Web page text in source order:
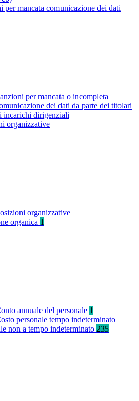
per mancata comunicazione dei dati
per mancata o incompleta
dei dati da parte dei titolari
incarichi dirigenziali
organizzative
organizzative
organica 1
annuale del personale 1
personale tempo indeterminato
non a tempo indeterminato 235